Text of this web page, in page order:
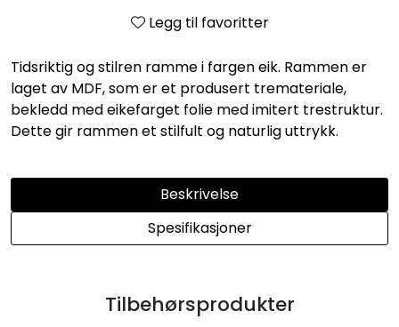
Legg til favoritter
Tidsriktig og stilren ramme i fargen eik. Rammen er
laget av MDF, som er et produsert tremateriale,
bekledd med eikefarget folie med imitert trestruktur.
Dette gir rammen et stilfult og naturlig uttrykk.
Beskrivelse
Spesifikasjoner
Tilbehørsprodukter